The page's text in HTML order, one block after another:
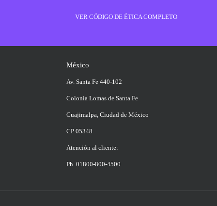
VER CÓDIGO DE ÉTICA COMPLETO
México
Av. Santa Fe 440-102
Colonia Lomas de Santa Fe
Cuajimalpa, Ciudad de México
CP 05348
Atención al cliente:
Ph. 01800-800-4500